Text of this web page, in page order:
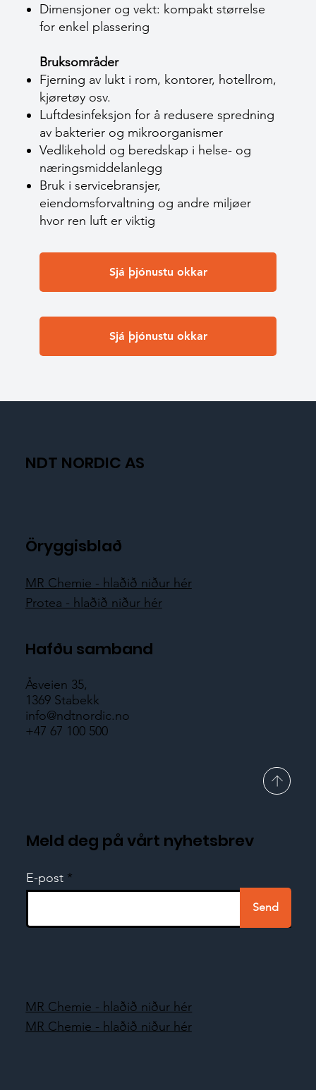
Dimensjoner og vekt: kompakt størrelse
for enkel plassering
Bruksområder
Fjerning av lukt i rom, kontorer, hotellrom,
kjøretøy osv.
Luftdesinfeksjon for å redusere spredning
av bakterier og mikroorganismer
Vedlikehold og beredskap i helse- og
næringsmiddelanlegg
Bruk i servicebransjer,
eiendomsforvaltning og andre miljøer
hvor ren luft er viktig
Sjá þjónustu okkar
Sjá þjónustu okkar
NDT NORDIC AS
Öryggisblað
MR Chemie - hlaðið niður hér
Protea - hlaðið niður hér
Hafðu samband
Åsveien 35,
1369 Stabekk
info@ndtnordic.no
+47 67 100 500
Meld deg på vårt nyhetsbrev
E-post
Send
MR Chemie - hlaðið niður hér
MR Chemie - hlaðið niður hér